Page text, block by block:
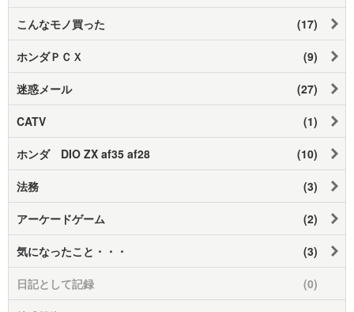
こんなモノ買った (17)
ホンダＰＣＸ (9)
迷惑メール (27)
CATV (1)
ホンダ DIO ZX af35 af28 (10)
法務 (3)
アーケードゲーム (2)
気になったこと・・・ (3)
日記として記録 (0)